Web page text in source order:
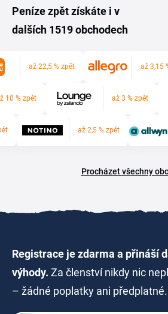
Peníze zpět získáte i v
dalších 1519 obchodech
až 22,5 % zpět až 3,15
10 % zpět až 3 % zpět
až 2,5 % zpět
Procházet všechny
Registrace je zdarma a přináší
výhody. Za členství nikdy nic
– žádné poplatky ani předplatné.